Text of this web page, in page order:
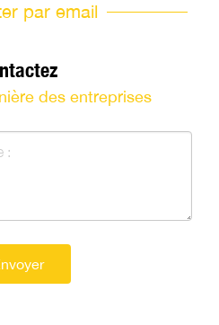
par email
des entreprises